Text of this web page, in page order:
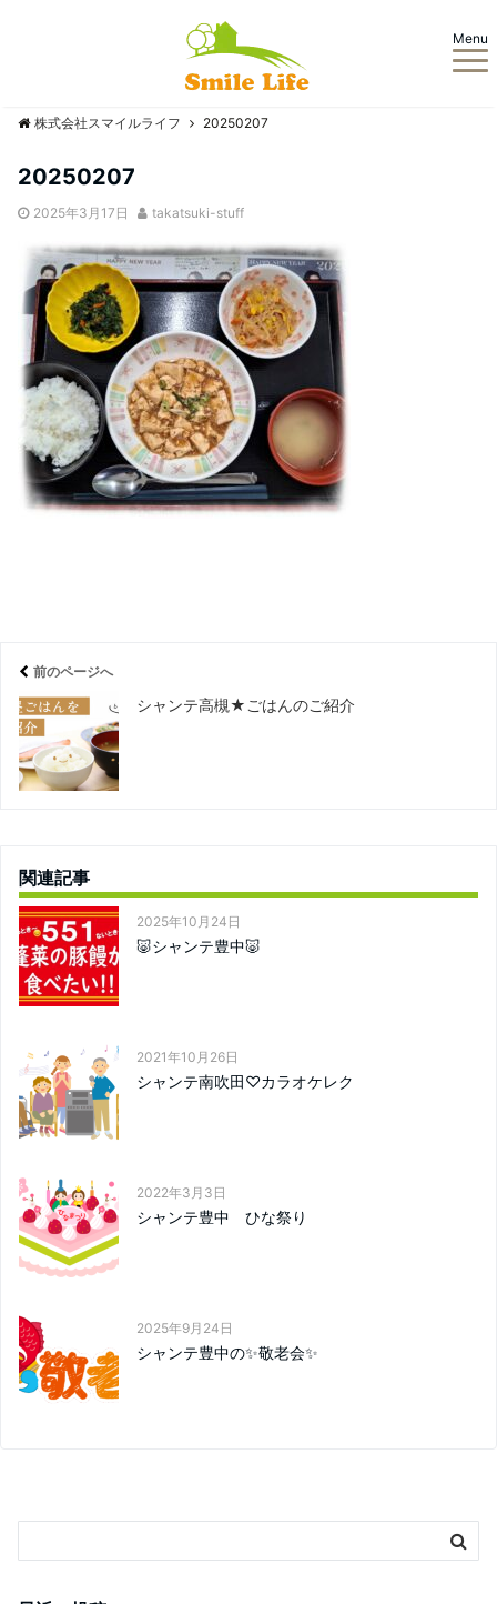
Menu
株式会社スマイルライフ 20250207
20250207
2025年3月17日 takatsuki-stuff
前のページへ
シャンテ高槻★ごはんのご紹介
関連記事
2025年10月24日
🐷シャンテ豊中🐷
2021年10月26日
シャンテ南吹田♡カラオケレク
2022年3月3日
シャンテ豊中 ひな祭り
2025年9月24日
シャンテ豊中の✨敬老会✨